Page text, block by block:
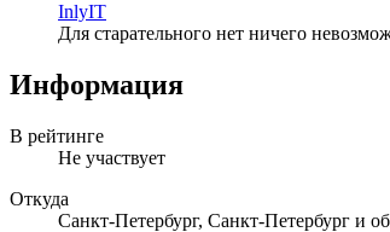
InlyIT
Для старательного нет ничего
Информация
В рейтинге
Не участвует
Откуда
Санкт-Петербург, Санкт-Петербург и